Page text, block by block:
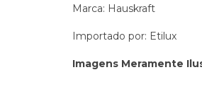
Marca: Hauskraft
Importado por: Etilux
Imagens Meramente